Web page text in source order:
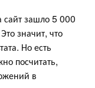
зашло 5 000
значит, что
Но есть
посчитать,
в